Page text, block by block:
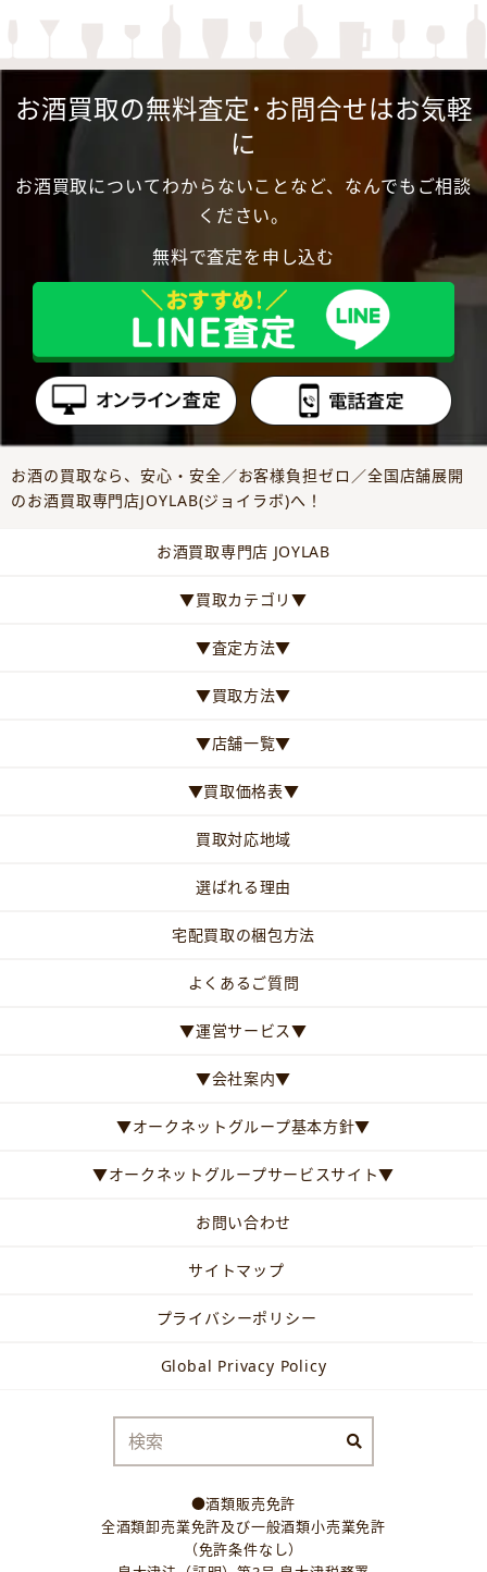
お酒買取の無料査定･お問合せはお気軽
に
お酒買取についてわからないことなど、なんでもご相談
ください。
無料で査定を申し込む
お酒の買取なら、安心・安全／お客様負担ゼロ／全国店舗展開
のお酒買取専門店JOYLAB(ジョイラボ)へ！
お酒買取専門店 JOYLAB
▼買取カテゴリ▼
▼査定方法▼
▼買取方法▼
▼店舗一覧▼
▼買取価格表▼
買取対応地域
選ばれる理由
宅配買取の梱包方法
よくあるご質問
▼運営サービス▼
▼会社案内▼
▼オークネットグループ基本方針▼
▼オークネットグループサービスサイト▼
お問い合わせ
サイトマップ
プライバシーポリシー
Global Privacy Policy
●酒類販売免許
全酒類卸売業免許及び一般酒類小売業免許
（免許条件なし）